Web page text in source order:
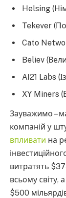
Helsing
Tekever
Cato
Believ
AI21 Labs
XY Miners
Зауважимо –
компаній у
впливати на
витратять
всьому світу,
$500